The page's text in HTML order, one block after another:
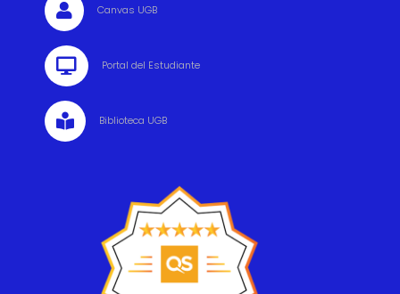
 Canvas UGB
 Portal del Estudiante
 Biblioteca UGB